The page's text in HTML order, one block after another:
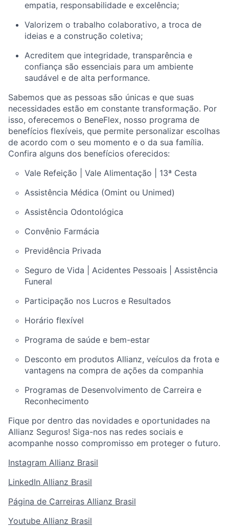
empatia, responsabilidade e excelência;
Valorizem o trabalho colaborativo, a troca de
ideias e a construção coletiva;
Acreditem que integridade, transparência e
confiança são essenciais para um ambiente
saudável e de alta performance.
Sabemos que as pessoas são únicas e que suas
necessidades estão em constante transformação. Por
isso, oferecemos o BeneFlex, nosso programa de
benefícios flexíveis, que permite personalizar escolhas
de acordo com o seu momento e o da sua família.
Confira alguns dos benefícios oferecidos:
Vale Refeição | Vale Alimentação | 13ª Cesta
Assistência Médica (Omint ou Unimed)
Assistência Odontológica
Convênio Farmácia
Previdência Privada
Seguro de Vida | Acidentes Pessoais | Assistência
Funeral
Participação nos Lucros e Resultados
Horário flexível
Programa de saúde e bem-estar
Desconto em produtos Allianz, veículos da frota e
vantagens na compra de ações da companhia
Programas de Desenvolvimento de Carreira e
Reconhecimento
Fique por dentro das novidades e oportunidades na
Allianz Seguros! Siga-nos nas redes sociais e
acompanhe nosso compromisso em proteger o futuro.
Instagram Allianz Brasil
LinkedIn Allianz Brasil
Página de Carreiras Allianz Brasil
Youtube Allianz Brasil